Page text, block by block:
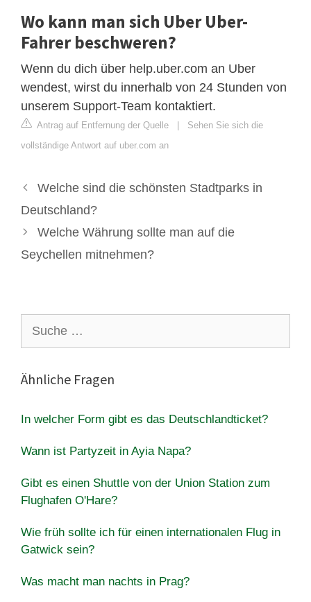
Wo kann man sich Uber Uber-
Fahrer beschweren?
Wenn du dich über help.uber.com an Uber
wendest, wirst du innerhalb von 24 Stunden von
unserem Support-Team kontaktiert.
Antrag auf Entfernung der Quelle | Sehen Sie sich die
vollständige Antwort auf uber.com an
Welche sind die schönsten Stadtparks in
Deutschland?
Welche Währung sollte man auf die
Seychellen mitnehmen?
nach:
Ähnliche Fragen
In welcher Form gibt es das Deutschlandticket?
Wann ist Partyzeit in Ayia Napa?
Gibt es einen Shuttle von der Union Station zum
Flughafen O'Hare?
Wie früh sollte ich für einen internationalen Flug in
Gatwick sein?
Was macht man nachts in Prag?